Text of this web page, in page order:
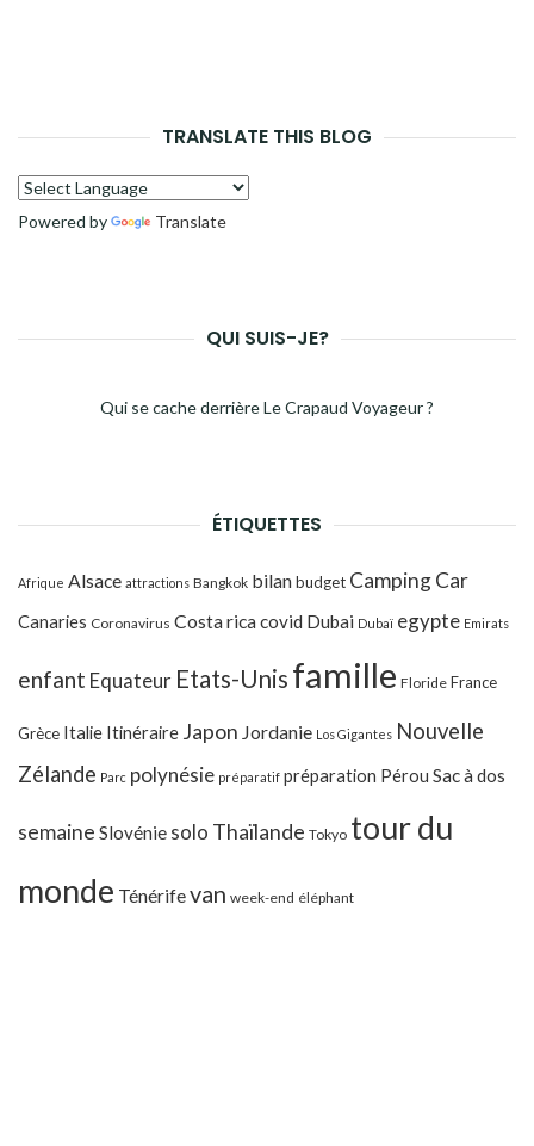
TRANSLATE THIS BLOG
Powered by Translate
QUI SUIS-JE?
Qui se cache derrière Le Crapaud Voyageur ?
ÉTIQUETTES
Afrique Alsace attractions Bangkok bilanbudget Camping Car
Canaries Coronavirus Costa ricacovid Dubai Dubaï egypte Emirats
enfant Equateur Etats-Unis famille Floride France
Grèce Italie Itinéraire Japon Jordanie Los Gigantes Nouvelle
Zélande Parc polynésie préparatif préparation Pérou Sac à dos
semaine Slovénie solo Thaïlande Tokyo tour du
monde Ténérifevan week-end éléphant